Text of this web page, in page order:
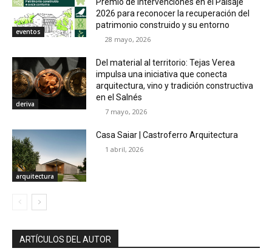
eventos
2026 para reconocer la recuperación del
patrimonio construido y su entorno
28 mayo, 2026
deriva
Del material al territorio: Tejas Verea
impulsa una iniciativa que conecta
arquitectura, vino y tradición constructiva
en el Salnés
7 mayo, 2026
arquitectura
Casa Saiar | Castroferro Arquitectura
1 abril, 2026
ARTÍCULOS DEL AUTOR